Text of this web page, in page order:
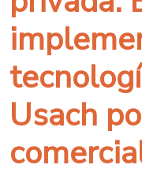
Usach